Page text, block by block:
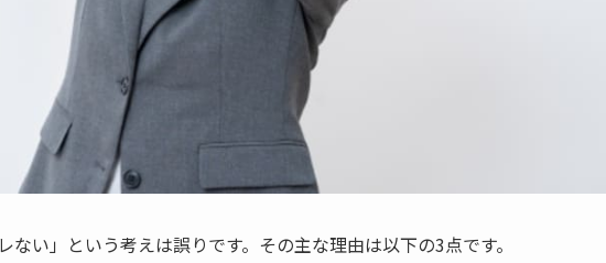
ない」という考えは誤りです。その主な理由は以下の3点です。